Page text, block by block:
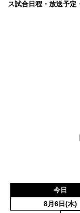
ス試合日程・放送予定
今日
8月6日(木)